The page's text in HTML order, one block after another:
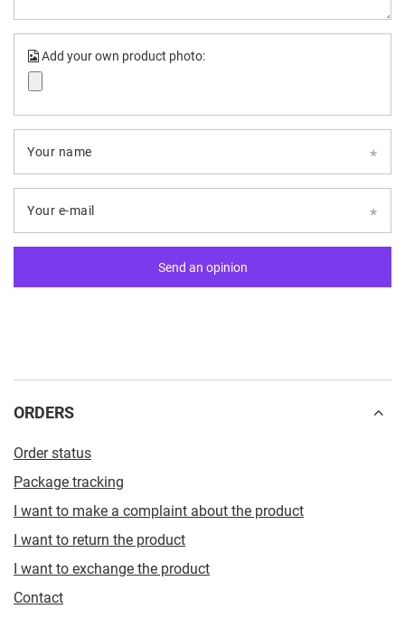
Add your own product photo:
Your name
Your e-mail
Send an opinion
ORDERS
Order status
Package tracking
I want to make a complaint about the product
I want to return the product
I want to exchange the product
Contact